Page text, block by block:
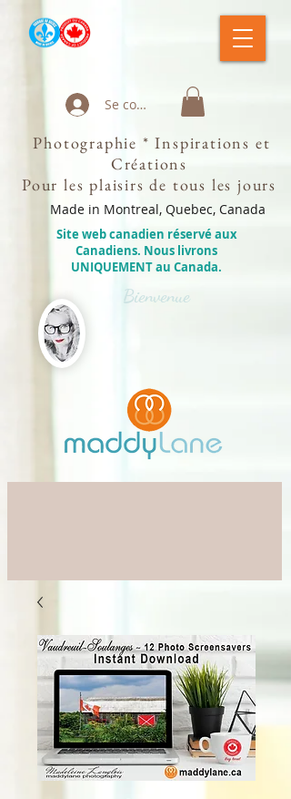
Se connecter
Photographie * Inspirations et
Créations
Pour les plaisirs de tous les jours
Made in Montreal, Quebec, Canada
Site web canadien réservé aux
Canadiens. Nous livrons
UNIQUEMENT au Canada.
Bienvenue